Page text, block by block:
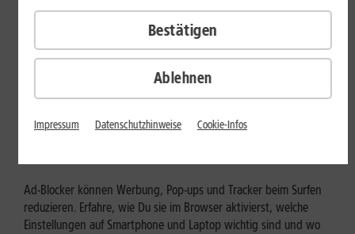
Internet zuhause
Ad-Blocker aktivieren: Werbung
Ad-Blocker können Werbung, Pop-ups und Tracker beim Surfen
reduzieren. Erfahre, wie Du sie im Browser aktivierst, welche
Einstellungen auf Smartphone und Laptop wichtig sind und wo
Ablehnen
Bestätigen
Impressum Datenschutzhinweise Cookie-Infos